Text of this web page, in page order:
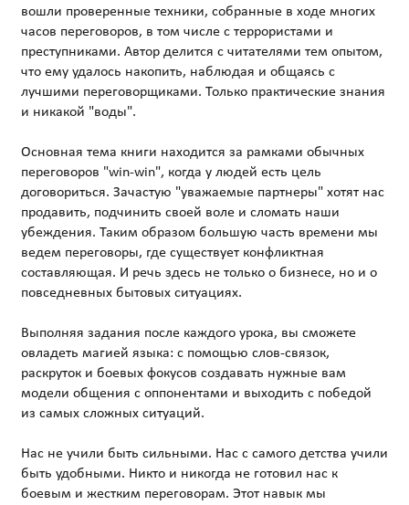
вошли проверенные техники, собранные в ходе многих
часов переговоров, в том числе с террористами и
преступниками. Автор делится с читателями тем опытом,
что ему удалось накопить, наблюдая и общаясь с
лучшими переговорщиками. Только практические знания
и никакой "воды".
Основная тема книги находится за рамками обычных
переговоров "win-win", когда у людей есть цель
договориться. Зачастую "уважаемые партнеры" хотят нас
продавить, подчинить своей воле и сломать наши
убеждения. Таким образом большую часть времени мы
ведем переговоры, где существует конфликтная
составляющая. И речь здесь не только о бизнесе, но и о
повседневных бытовых ситуациях.
Выполняя задания после каждого урока, вы сможете
овладеть магией языка: с помощью слов-связок,
раскруток и боевых фокусов создавать нужные вам
модели общения с оппонентами и выходить с победой
из самых сложных ситуаций.
Нас не учили быть сильными. Нас с самого детства учили
быть удобными. Никто и никогда не готовил нас к
боевым и жестким переговорам. Этот навык мы